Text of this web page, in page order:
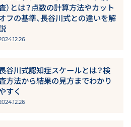
）とは？点数の計算方法やカット
フの基準、長谷川式との違いを解
谷川式認知症スケールとは？検
方法から結果の見方までわかり
すく